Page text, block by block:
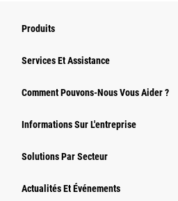
Produits
Services Et Assistance
Comment Pouvons-Nous Vous Aider ?
Informations Sur L'entreprise
Solutions Par Secteur
Actualités Et Événements